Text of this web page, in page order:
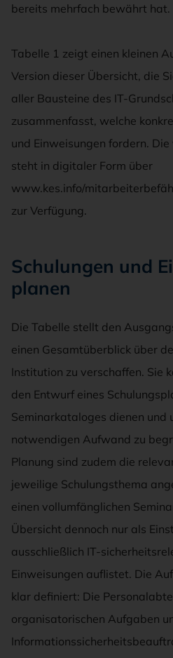
bereits mehrfach bewährt hat.
Tabelle 1 zeigt einen kleinen
Version dieser Übersicht, die
aller Bausteine des IT-
zusammenfasst, welche
und Einweisungen fordern.
steht in digitaler Form über
www.kes.info/
zur Verfügung.
Schulungen und
planen
Die Tabelle stellt den
einen Gesamtüberblick über
Institution zu verschaffen. Sie
den Entwurf eines
Seminarkataloges dienen und
notwendigen Aufwand zu
Planung sind zudem die
jeweilige Schulungsthema
einen vollumfänglichen
Übersicht dennoch nur als
ausschließlich IT-
Einweisungen auflistet. Die
klar definiert: Die
organisatorischen Aufgaben